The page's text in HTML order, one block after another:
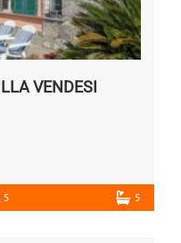
VENDESI
5 5